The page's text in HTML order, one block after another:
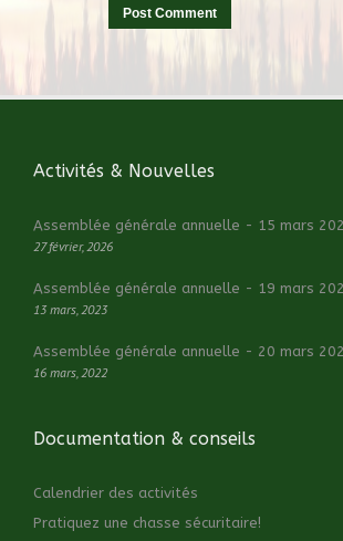
Activités & Nouvelles
Assemblée générale annuelle - 15 mars
27 février, 2026
Assemblée générale annuelle - 19 mars
13 mars, 2023
Assemblée générale annuelle - 20 mars
16 mars, 2022
Documentation & conseils
Calendrier des activités
Pratiquez une chasse sécuritaire!